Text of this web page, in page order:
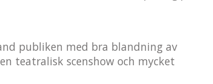
publiken med bra blandning av
teatralisk scenshow och mycket